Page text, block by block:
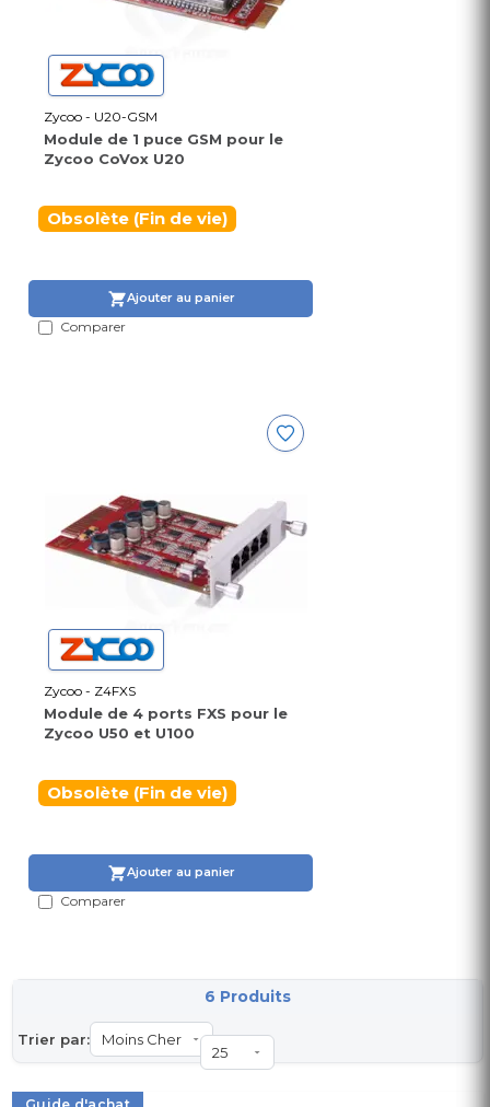
Zycoo - U20-GSM
Module de 1 puce GSM pour le
Zycoo CoVox U20
Obsolète (Fin de vie)
Ajouter au panier
Comparer
Zycoo - Z4FXS
Module de 4 ports FXS pour le
Zycoo U50 et U100
Obsolète (Fin de vie)
Ajouter au panier
Comparer
Trier par:
6 Produits